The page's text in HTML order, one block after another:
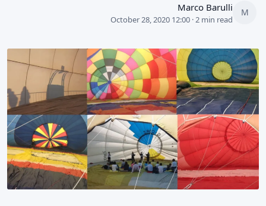
M
Marco Barulli
October 28, 2020 12:00 · 2 min read